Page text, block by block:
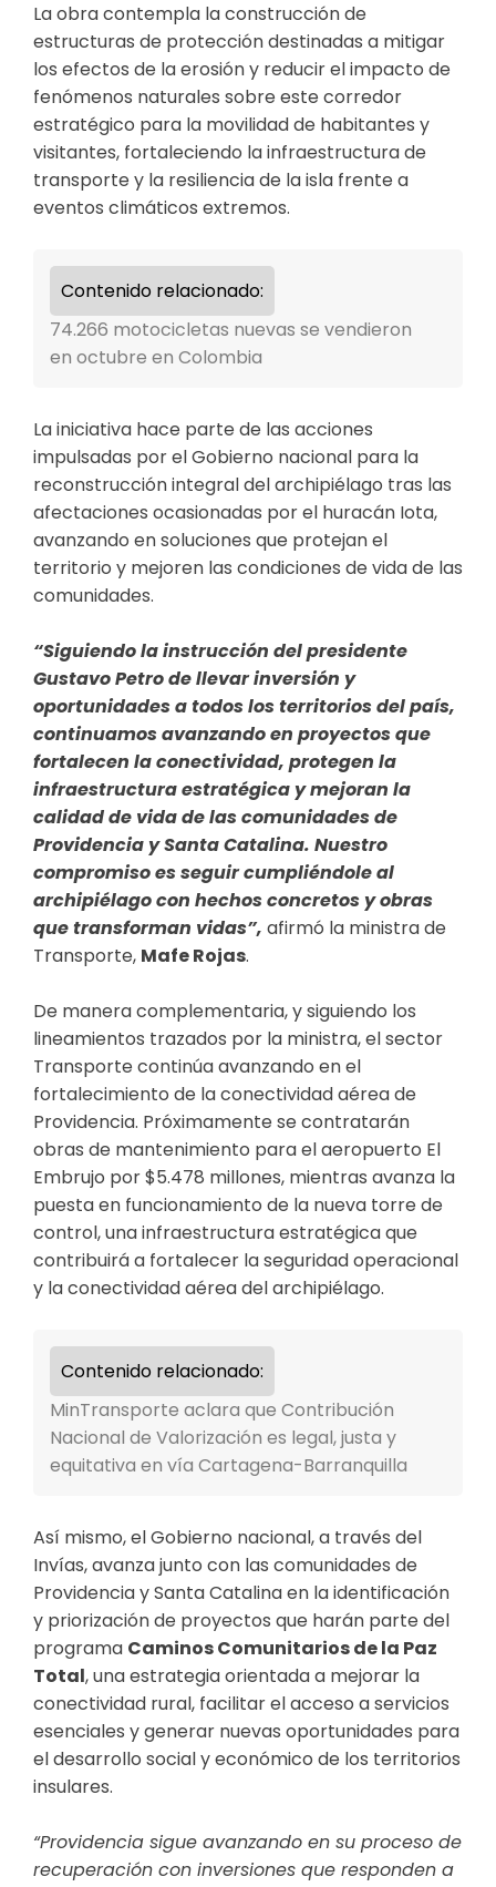
La obra contempla la construcción de
estructuras de protección destinadas a mitigar
los efectos de la erosión y reducir el impacto de
fenómenos naturales sobre este corredor
estratégico para la movilidad de habitantes y
visitantes, fortaleciendo la infraestructura de
transporte y la resiliencia de la isla frente a
eventos climáticos extremos.
Contenido relacionado:
74.266 motocicletas nuevas se vendieron
en octubre en Colombia
La iniciativa hace parte de las acciones
impulsadas por el Gobierno nacional para la
reconstrucción integral del archipiélago tras las
afectaciones ocasionadas por el huracán Iota,
avanzando en soluciones que protejan el
territorio y mejoren las condiciones de vida de las
comunidades.
“Siguiendo la instrucción del presidente
Gustavo Petro de llevar inversión y
oportunidades a todos los territorios del país,
continuamos avanzando en proyectos que
fortalecen la conectividad, protegen la
infraestructura estratégica y mejoran la
calidad de vida de las comunidades de
Providencia y Santa Catalina. Nuestro
compromiso es seguir cumpliéndole al
archipiélago con hechos concretos y obras
que transforman vidas”, afirmó la ministra de
Transporte, Mafe Rojas.
De manera complementaria, y siguiendo los
lineamientos trazados por la ministra, el sector
Transporte continúa avanzando en el
fortalecimiento de la conectividad aérea de
Providencia. Próximamente se contratarán
obras de mantenimiento para el aeropuerto El
Embrujo por $5.478 millones, mientras avanza la
puesta en funcionamiento de la nueva torre de
control, una infraestructura estratégica que
contribuirá a fortalecer la seguridad operacional
y la conectividad aérea del archipiélago.
Contenido relacionado:
MinTransporte aclara que Contribución
Nacional de Valorización es legal, justa y
equitativa en vía Cartagena-Barranquilla
Así mismo, el Gobierno nacional, a través del
Invías, avanza junto con las comunidades de
Providencia y Santa Catalina en la identificación
y priorización de proyectos que harán parte del
programa Caminos Comunitarios de la Paz
Total, una estrategia orientada a mejorar la
conectividad rural, facilitar el acceso a servicios
esenciales y generar nuevas oportunidades para
el desarrollo social y económico de los territorios
insulares.
“Providencia sigue avanzando en su proceso de
recuperación con inversiones que responden a